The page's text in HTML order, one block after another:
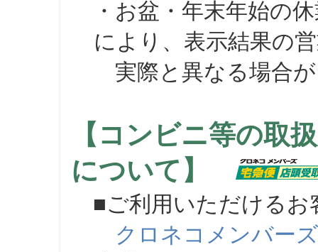
・お盆・年末年始の
により、表示結果の
実際と異なる場合が
【コンビニ等の取
について】
■ご利用いただけるお
クロネコメンバーズ